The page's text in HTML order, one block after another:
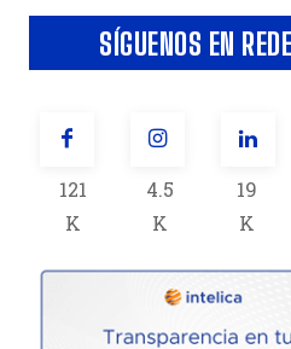
SÍGUENOS EN
121
K
4.5
K
19
K